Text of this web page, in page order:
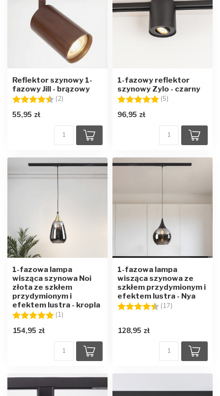
Reflektor szynowy 1-
fazowy Jill - brązowy
Ocena:
(2) 4.5 na 5 gwiazdek
55,95 zł
1-fazowy reflektor
szynowy Zylo - czarny
Ocena:
(5)
96,95 zł
1-fazowa lampa
wisząca szynowa Noi
złota ze szkłem
przydymionym i
efektem lustra - kropla
Ocena:
(1)
154,95 zł
1-fazowa lampa
wisząca szynowa ze
szkłem przydymionym i
efektem lustra - Nya
Ocena:
(17)
128,95 zł